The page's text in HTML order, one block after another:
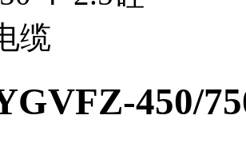
450/